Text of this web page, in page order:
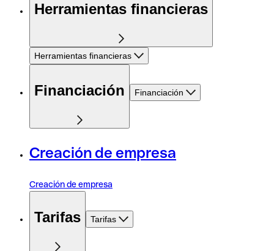
Herramientas financieras
Herramientas financieras
Financiación Financiación
Creación de empresa
Creación de empresa
Tarifas Tarifas